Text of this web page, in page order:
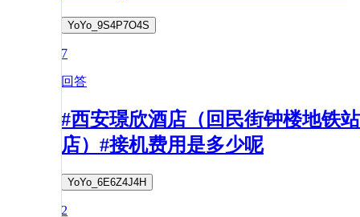
YoYo_9S4P7O4S
7
回答
#西安璟欣酒店（回民街钟楼地铁站
店）#接机费用是多少呢
YoYo_6E6Z4J4H
2